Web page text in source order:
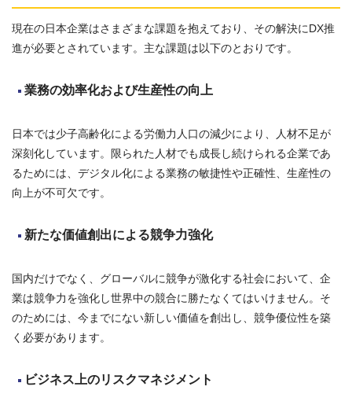
現在の日本企業はさまざまな課題を抱えており、その解決にDX推
進が必要とされています。主な課題は以下のとおりです。
業務の効率化および生産性の向上
日本では少子高齢化による労働力人口の減少により、人材不足が
深刻化しています。限られた人材でも成長し続けられる企業であ
るためには、デジタル化による業務の敏捷性や正確性、生産性の
向上が不可欠です。
新たな価値創出による競争力強化
国内だけでなく、グローバルに競争が激化する社会において、企
業は競争力を強化し世界中の競合に勝たなくてはいけません。そ
のためには、今までにない新しい価値を創出し、競争優位性を築
く必要があります。
ビジネス上のリスクマネジメント